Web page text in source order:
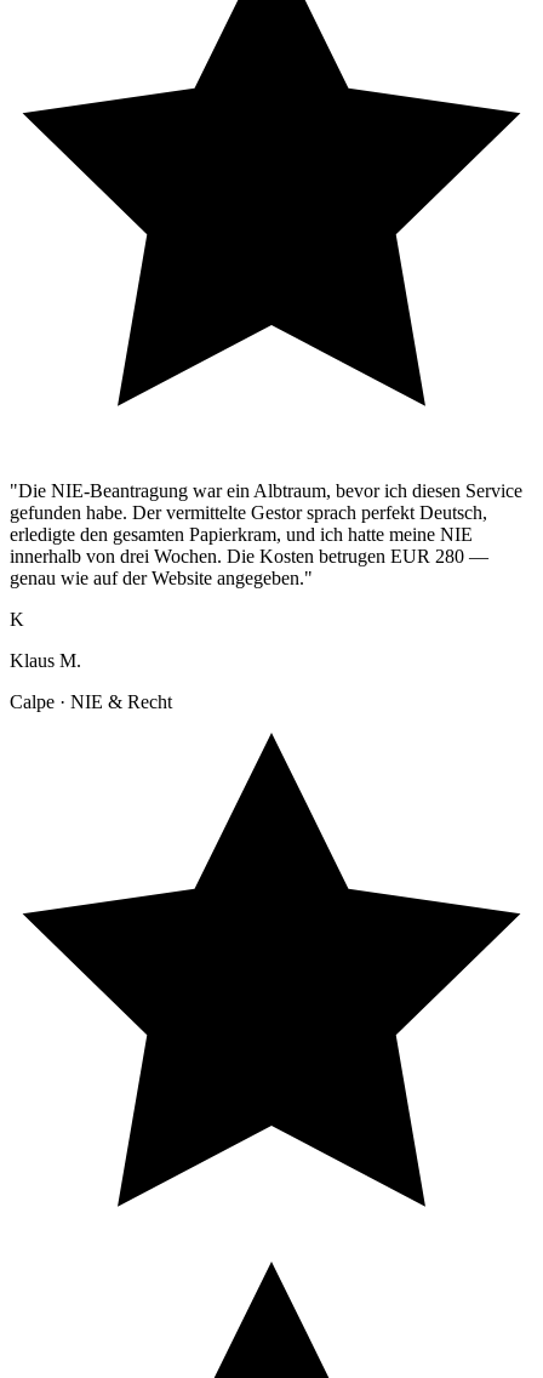
"Die NIE-Beantragung war ein Albtraum, bevor ich diesen Service
gefunden habe. Der vermittelte Gestor sprach perfekt Deutsch,
erledigte den gesamten Papierkram, und ich hatte meine NIE
innerhalb von drei Wochen. Die Kosten betrugen EUR 280 —
genau wie auf der Website angegeben."
K
Klaus M.
Calpe · NIE & Recht